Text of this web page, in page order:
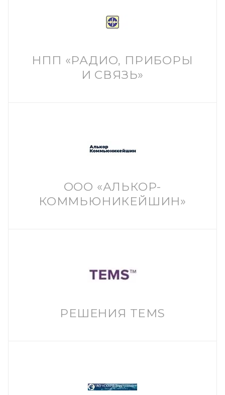
НПП «РАДИО, ПРИБОРЫ
И СВЯЗЬ»
ООО «АЛЬКОР-
КОММЬЮНИКЕЙШИН»
РЕШЕНИЯ TEMS